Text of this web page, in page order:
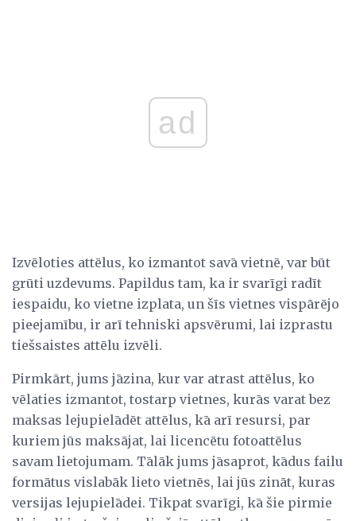
ad
Izvēloties attēlus, ko izmantot savā vietnē, var būt
grūti uzdevums. Papildus tam, ka ir svarīgi radīt
iespaidu, ko vietne izplata, un šīs vietnes vispārējo
pieejamību, ir arī tehniski apsvērumi, lai izprastu
tiešsaistes attēlu izvēli.
Pirmkārt, jums jāzina, kur var atrast attēlus, ko
vēlaties izmantot, tostarp vietnes, kurās varat bez
maksas lejupielādēt attēlus, kā arī resursi, par
kuriem jūs maksājat, lai licencētu fotoattēlus
savam lietojumam. Tālāk jums jāsaprot, kādus failu
formātus vislabāk lieto vietnēs, lai jūs zināt, kuras
versijas lejupielādei. Tikpat svarīgi, kā šie pirmie